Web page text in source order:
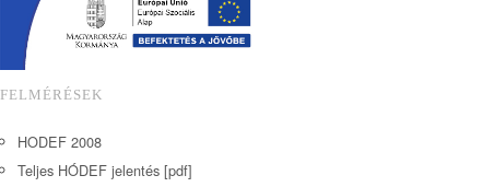
FELMÉRÉSEK
HODEF 2008
Teljes HÓDEF jelentés [pdf]